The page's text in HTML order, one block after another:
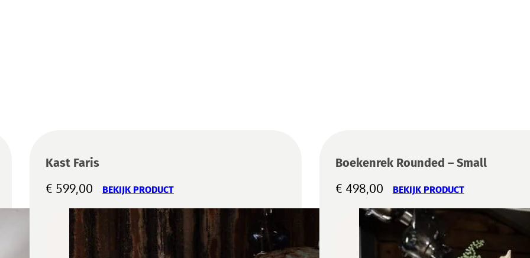
Kast Faris
€ 599,00 BEKIJK PRODUCT
Boekenrek Rounded – Small
€ 498,00 BEKIJK PRODUCT